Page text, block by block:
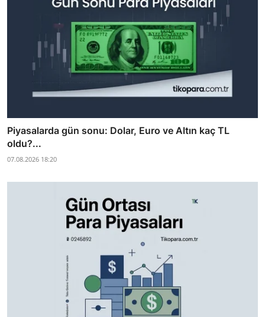
Piyasalarda gün sonu: Dolar, Euro ve Altın kaç TL
oldu?...
07.08.2026 18:20